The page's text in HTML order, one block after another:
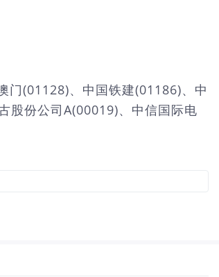
门(01128)、中国铁建(01186)、中
股份公司A(00019)、中信国际电